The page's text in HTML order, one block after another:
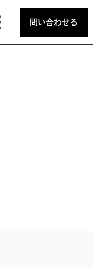
問い合わせる